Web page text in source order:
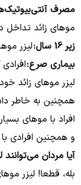
مصرف
موهای زائد تداخل
زیر 16 سال:
لیزر موهای
بیماری صرع:
لیزر موهای زائد
همچنین به خاطر
افراد با موهای
و همچنین افرادی
آیا مردان می‌توانند
بله، قطعا! لیزر